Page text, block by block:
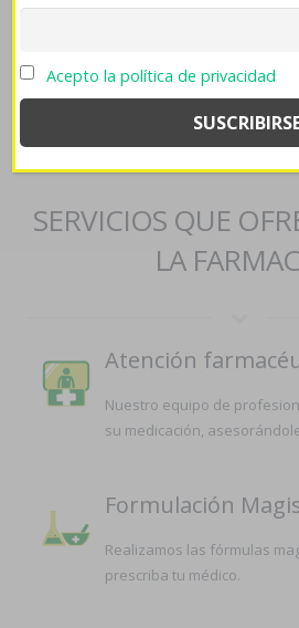
->www.orticalab.it->leer el artículo->
receita
comprar cymbalta dulotex nixenca oxitril
Clic Para Ver->
SERVICIOS QUE
LA
Atención
Nuestro equipo de
su medicación,
Formulación
Realizamos las fórmulas
prescriba tu médico.
Acepto la política de privacidad